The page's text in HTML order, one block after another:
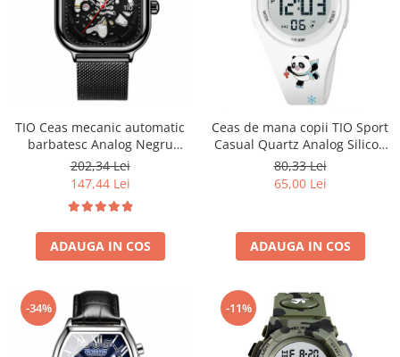
TIO Ceas mecanic automatic
barbatesc Analog Negru
Bratara reglabila
202,34 Lei
147,44 Lei
ADAUGA IN COS
Ceas de mana copii TIO Sport
Casual Quartz Analog Silicon
Alb
80,33 Lei
65,00 Lei
ADAUGA IN COS
-34% -11%